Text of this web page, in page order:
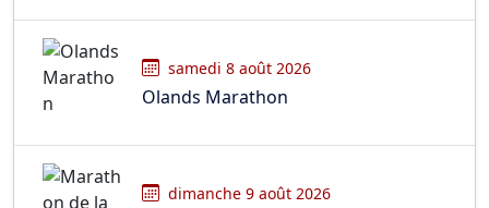
samedi 8 août 2026
Olands Marathon
dimanche 9 août 2026